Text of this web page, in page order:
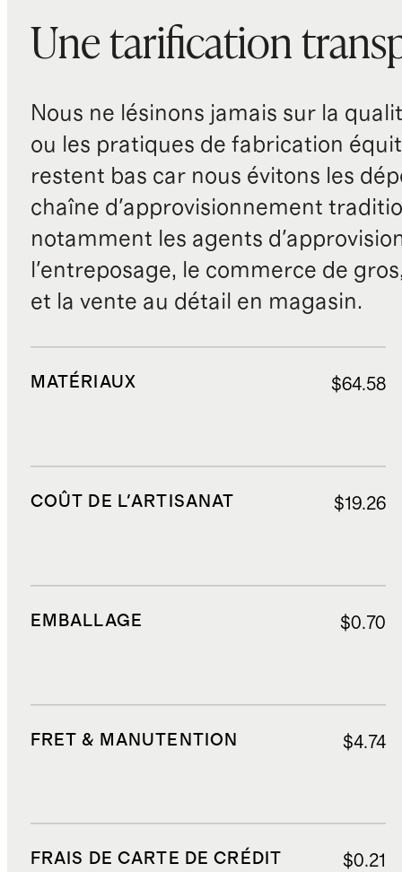
Une tarification
Nous ne lésinons jamais sur la
ou les pratiques de fabrication
restent bas car nous évitons les
chaîne d'approvisionnement
notamment les agents
l'entreposage, le commerce de
et la vente au détail en magasin.
MATÉRIAUX $64.58
COÛT DE L'ARTISANAT $19.26
EMBALLAGE $0.70
FRET & MANUTENTION $4.74
FRAIS DE CARTE DE CRÉDIT $0.21